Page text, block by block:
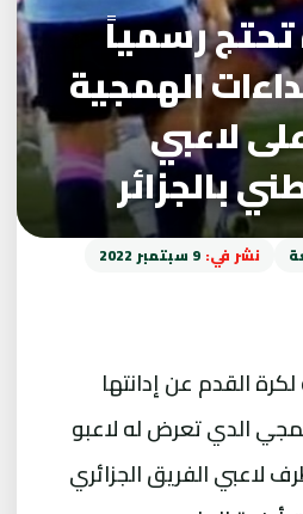
تحتج رسمياً
الهمجية
لاعبي
بالجزائر
نشر في: 9 سبتمبر 2022
القدم عن إدانتها
الدي تعرض له لاعبو
لاعبي الفريق الجزائري